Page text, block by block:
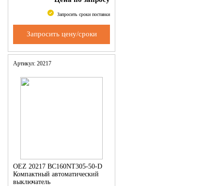
Запросить сроки поставки
Запросить цену/сроки
Артикул: 20217
OEZ 20217 BC160NT305-50-D
Компактный автоматический
выключатель